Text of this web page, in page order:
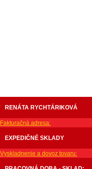
RENÁTA RYCHTÁRIKOVÁ
Fakturačná adresa:
EXPEDIČNÉ SKLADY
Vyskladnenie a dovoz tovaru: